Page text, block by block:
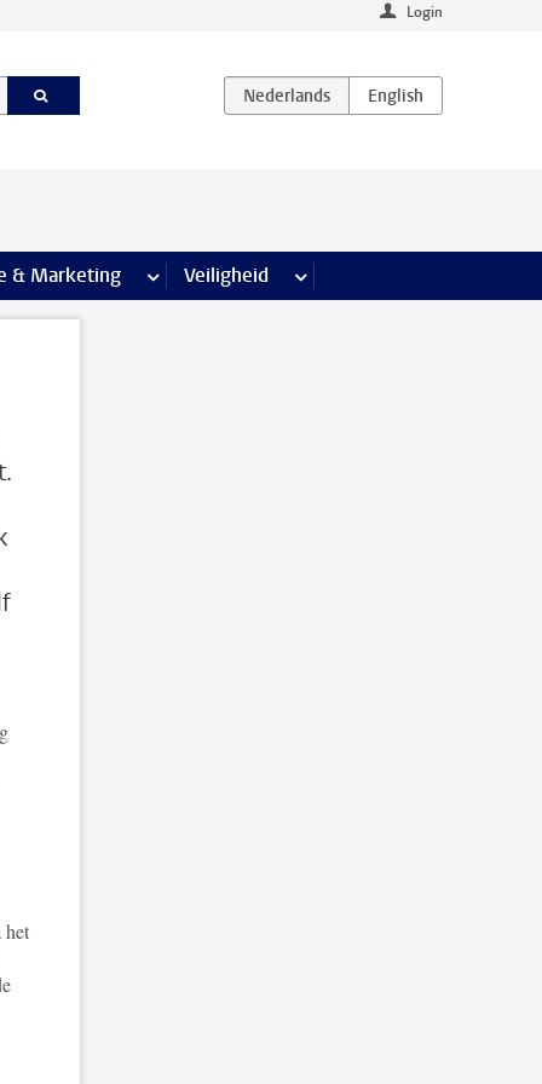
Login
& Marketing meer Communicatie & Marketing pagina’s
Veiligheid meer Veiligheid pagina’s
het